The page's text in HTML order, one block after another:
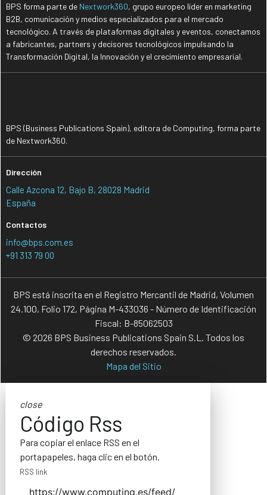
BPS forma parte de Nextwork360, grupo europeo líder en marketing
B2B, comunicación y medios especializados para el mercado
tecnológico. A través de plataformas digitales y eventos, conectamos
a fabricantes, partners y decisores tecnológicos impulsando la
Transformación Digital, la Innovación y el crecimiento empresarial.
BPS (Business Publications Spain), editora de Computing, forma parte
de Nextwork360.
Dirección
Calle Azcona 12, Bajo B, 28028 Madrid
España
Contactos
info@bps.com.es
+91 313 79 00
BPS está inscrita en el Registro Mercantil de Madrid, Volumen
24.100, Folio 172, Página M-433036 - Número de Identificación
Fiscal: B-85062503
© 2026 BPS Business Publications Spain S.L. Todos los
derechos reservados.
Mapa del Sitio
close
Código Rss
Para copiar el enlace RSS en el
portapapeles, haga clic en el botón.
RSS link